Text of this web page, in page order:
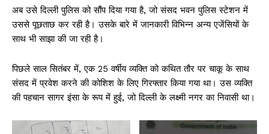
अब उसे दिल्ली पुलिस को सौंप दिया गया है, जो संसद भवन पुलिस स्टेशन में
उससे पूछताछ कर रही है। उसके बारे में जानकारी विभिन्न अन्य एजेंसियों के
साथ भी साझा की जा रही है।
पिछले साल सितंबर में, एक 25 वर्षीय व्यक्ति को कथित तौर पर चाकू के साथ
संसद में प्रवेश करने की कोशिश के लिए गिरफ्तार किया गया था। उस व्यक्ति
की पहचान सागर इंसा के रूप में हुई, जो दिल्ली के लक्ष्मी नगर का निवासी था।